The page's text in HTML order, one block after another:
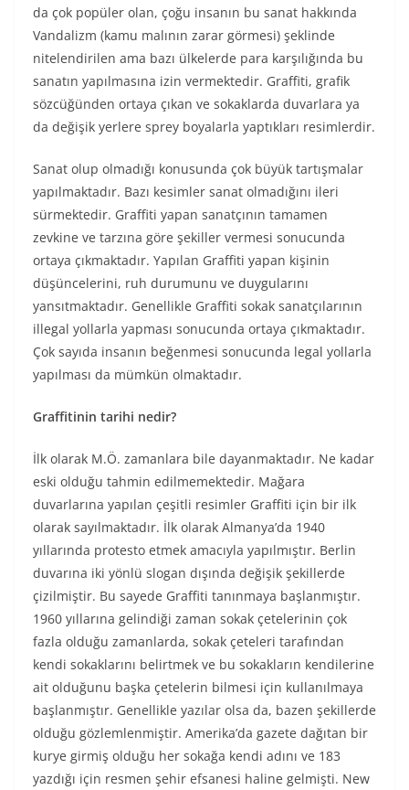
da çok popüler olan, çoğu insanın bu sanat hakkında
Vandalizm (kamu malının zarar görmesi) şeklinde
nitelendirilen ama bazı ülkelerde para karşılığında bu
sanatın yapılmasına izin vermektedir. Graffiti, grafik
sözcüğünden ortaya çıkan ve sokaklarda duvarlara ya
da değişik yerlere sprey boyalarla yaptıkları resimlerdir.
Sanat olup olmadığı konusunda çok büyük tartışmalar
yapılmaktadır. Bazı kesimler sanat olmadığını ileri
sürmektedir. Graffiti yapan sanatçının tamamen
zevkine ve tarzına göre şekiller vermesi sonucunda
ortaya çıkmaktadır. Yapılan Graffiti yapan kişinin
düşüncelerini, ruh durumunu ve duygularını
yansıtmaktadır. Genellikle Graffiti sokak sanatçılarının
illegal yollarla yapması sonucunda ortaya çıkmaktadır.
Çok sayıda insanın beğenmesi sonucunda legal yollarla
yapılması da mümkün olmaktadır.
Graffitinin tarihi nedir?
İlk olarak M.Ö. zamanlara bile dayanmaktadır. Ne kadar
eski olduğu tahmin edilmemektedir. Mağara
duvarlarına yapılan çeşitli resimler Graffiti için bir ilk
olarak sayılmaktadır. İlk olarak Almanya’da 1940
yıllarında protesto etmek amacıyla yapılmıştır. Berlin
duvarına iki yönlü slogan dışında değişik şekillerde
çizilmiştir. Bu sayede Graffiti tanınmaya başlanmıştır.
1960 yıllarına gelindiği zaman sokak çetelerinin çok
fazla olduğu zamanlarda, sokak çeteleri tarafından
kendi sokaklarını belirtmek ve bu sokakların kendilerine
ait olduğunu başka çetelerin bilmesi için kullanılmaya
başlanmıştır. Genellikle yazılar olsa da, bazen şekillerde
olduğu gözlemlenmiştir. Amerika’da gazete dağıtan bir
kurye girmiş olduğu her sokağa kendi adını ve 183
yazdığı için resmen şehir efsanesi haline gelmişti. New